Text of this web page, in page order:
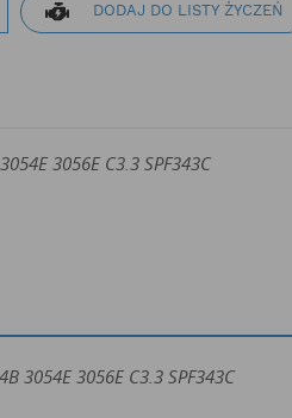
DODAJ DO LISTY ŻYCZEŃ
3056E C3.3 SPF343C
3054E 3056E C3.3 SPF343C